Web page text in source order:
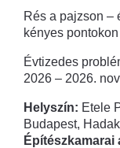
Rés a pajzson –
kényes
Évtizedes
2026 – 2026.
Helyszín: Etele
Budapest,
Építészkamarai